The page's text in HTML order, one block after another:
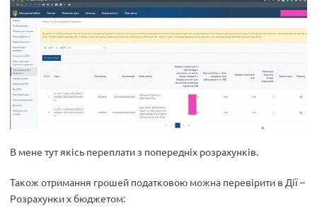
В мене тут якісь переплати з попередніх розрахунків.
Також отримання грошей податковою можна перевірити в Дії –
Розрахунки х бюджетом: